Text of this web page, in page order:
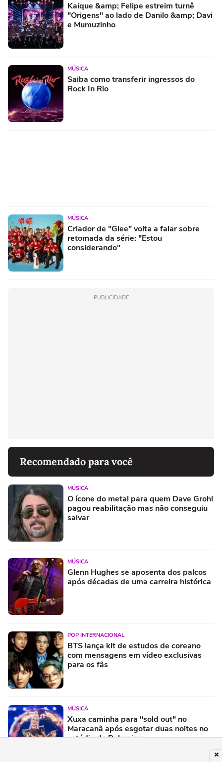
Kaique &amp; Felipe estreim turnê
"Origens" ao lado de Danilo &amp; Davi
e Mumuzinho
MÚSICA
Saiba como transferir ingressos do
Rock In Rio
MÚSICA
Criador de "Glee" volta a falar sobre
retomada da série: "Estou
considerando"
PUBLICIDADE
Recomendado para você
MÚSICA
O ícone do metal para quem Dave Grohl
pagou reabilitação mas não conseguiu
salvar
MÚSICA
Glenn Hughes se aposenta dos palcos
após décadas de uma carreira histórica
POP INTERNACIONAL
BTS lança kit de estudos de coreano
com mensagens em vídeo exclusivas
para os fãs
MÚSICA
Xuxa caminha para "sold out" no
Maracanã após esgotar duas noites no
estádio do Palmeiras